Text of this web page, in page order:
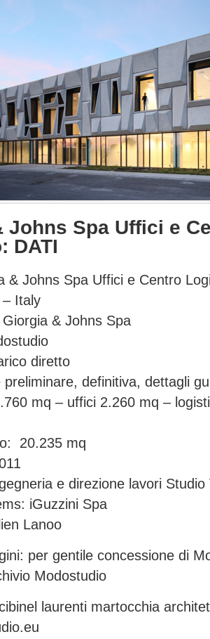
Johns Spa Uffici e
DATI
& Johns Spa Uffici e Centro
– Italy
& Johns Spa
diretto
preliminare, definitiva, dettagli
mq – uffici 2.260 mq –
20.235 mq
e direzione lavori
iGuzzini Spa
Lanoo
per gentile concessione di
Modostudio
laurenti martocchia